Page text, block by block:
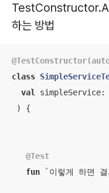
하는 방법
class
val
simpleService:
) {
@Test
fun `이렇게 하면 결